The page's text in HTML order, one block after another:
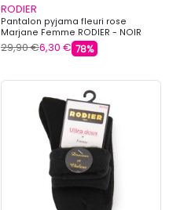
RODIER
Pantalon pyjama fleuri rose
Marjane Femme RODIER - NOIR
29,90 €6,30 € 78%